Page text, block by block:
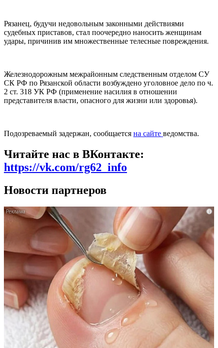
Рязанец, будучи недовольным законными действиями
судебных приставов, стал поочередно наносить женщинам
удары, причинив им множественные телесные повреждения.
Железнодорожным межрайонным следственным отделом СУ
СК РФ по Рязанской области возбуждено уголовное дело по ч.
2 ст. 318 УК РФ (применение насилия в отношении
представителя власти, опасного для жизни или здоровья).
Подозреваемый задержан, сообщается на сайте ведомства.
Читайте нас в ВКонтакте:
https://vk.com/rg62_info
Новости партнеров
i